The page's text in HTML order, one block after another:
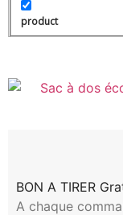
product
BON A TIRER
A chaque